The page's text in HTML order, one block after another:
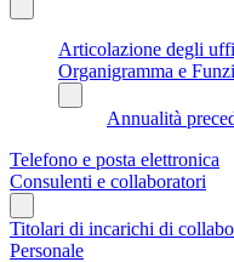
Articolazione degli
Organigramma e
Annualità
Telefono e posta elettronica
Consulenti e collaboratori
Titolari di incarichi di
Personale